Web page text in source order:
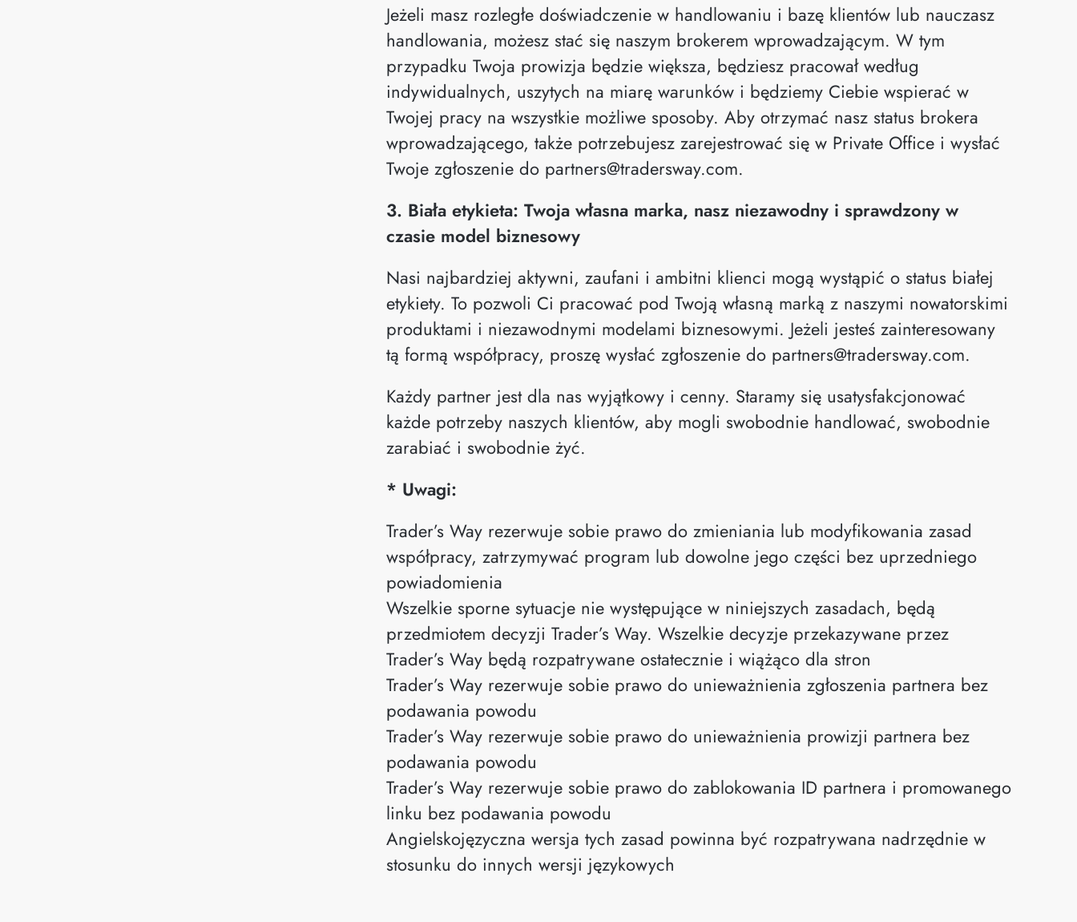
Jeżeli masz rozległe doświadczenie w handlowaniu i bazę klientów lub nauczasz
handlowania, możesz stać się naszym brokerem wprowadzającym. W tym
przypadku Twoja prowizja będzie większa, będziesz pracował według
indywidualnych, uszytych na miarę warunków i będziemy Ciebie wspierać w
Twojej pracy na wszystkie możliwe sposoby. Aby otrzymać nasz status brokera
wprowadzającego, także potrzebujesz zarejestrować się w Private Office i wysłać
Twoje zgłoszenie do partners@tradersway.com.
3. Biała etykieta: Twoja własna marka, nasz niezawodny i sprawdzony w
czasie model biznesowy
Nasi najbardziej aktywni, zaufani i ambitni klienci mogą wystąpić o status białej
etykiety. To pozwoli Ci pracować pod Twoją własną marką z naszymi nowatorskimi
produktami i niezawodnymi modelami biznesowymi. Jeżeli jesteś zainteresowany
tą formą współpracy, proszę wysłać zgłoszenie do partners@tradersway.com.
Każdy partner jest dla nas wyjątkowy i cenny. Staramy się usatysfakcjonować
każde potrzeby naszych klientów, aby mogli swobodnie handlować, swobodnie
zarabiać i swobodnie żyć.
* Uwagi:
Trader’s Way rezerwuje sobie prawo do zmieniania lub modyfikowania zasad
współpracy, zatrzymywać program lub dowolne jego części bez uprzedniego
powiadomienia
Wszelkie sporne sytuacje nie występujące w niniejszych zasadach, będą
przedmiotem decyzji Trader’s Way. Wszelkie decyzje przekazywane przez
Trader’s Way będą rozpatrywane ostatecznie i wiążąco dla stron
Trader’s Way rezerwuje sobie prawo do unieważnienia zgłoszenia partnera bez
podawania powodu
Trader’s Way rezerwuje sobie prawo do unieważnienia prowizji partnera bez
podawania powodu
Trader’s Way rezerwuje sobie prawo do zablokowania ID partnera i promowanego
linku bez podawania powodu
Angielskojęzyczna wersja tych zasad powinna być rozpatrywana nadrzędnie w
stosunku do innych wersji językowych